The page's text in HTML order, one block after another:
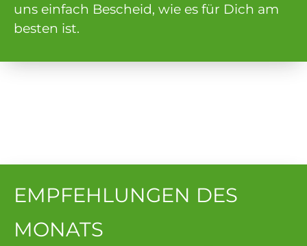
uns einfach Bescheid, wie es für Dich am
besten ist.
EMPFEHLUNGEN DES
MONATS